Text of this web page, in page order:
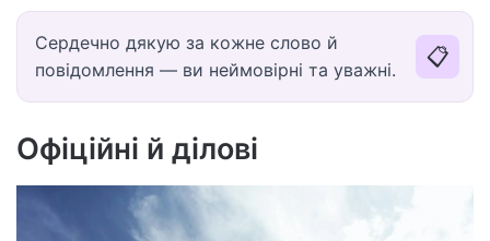
Сердечно дякую за кожне слово й
повідомлення — ви неймовірні та уважні.
📋
Офіційні й ділові